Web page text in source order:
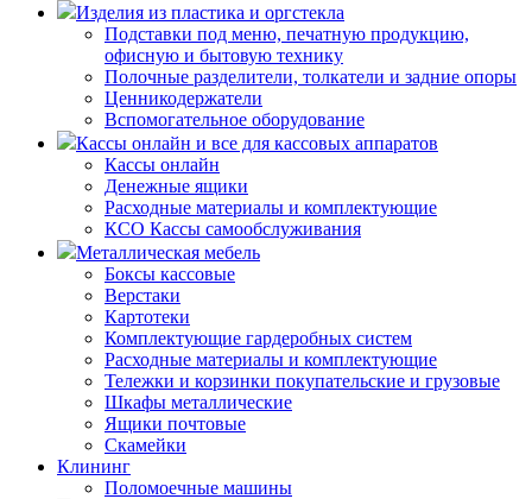
Изделия из пластика и оргстекла
Подставки под меню, печатную продукцию,
офисную и бытовую технику
Полочные разделители, толкатели и задние опоры
Ценникодержатели
Вспомогательное оборудование
Кассы онлайн и все для кассовых аппаратов
Кассы онлайн
Денежные ящики
Расходные материалы и комплектующие
КСО Кассы самообслуживания
Металлическая мебель
Боксы кассовые
Верстаки
Картотеки
Комплектующие гардеробных систем
Расходные материалы и комплектующие
Тележки и корзинки покупательские и грузовые
Шкафы металлические
Ящики почтовые
Скамейки
Клининг
Поломоечные машины